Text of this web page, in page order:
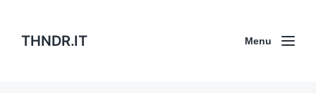
THNDR.IT Menu